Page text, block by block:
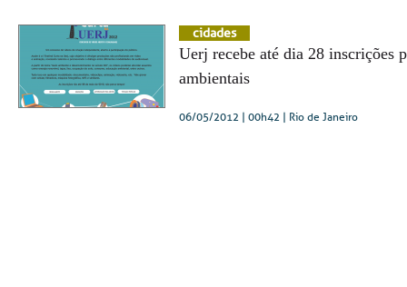
cidades
Uerj recebe até dia 28 inscrições
ambientais
06/05/2012 | 00h42 | Rio de Janeiro